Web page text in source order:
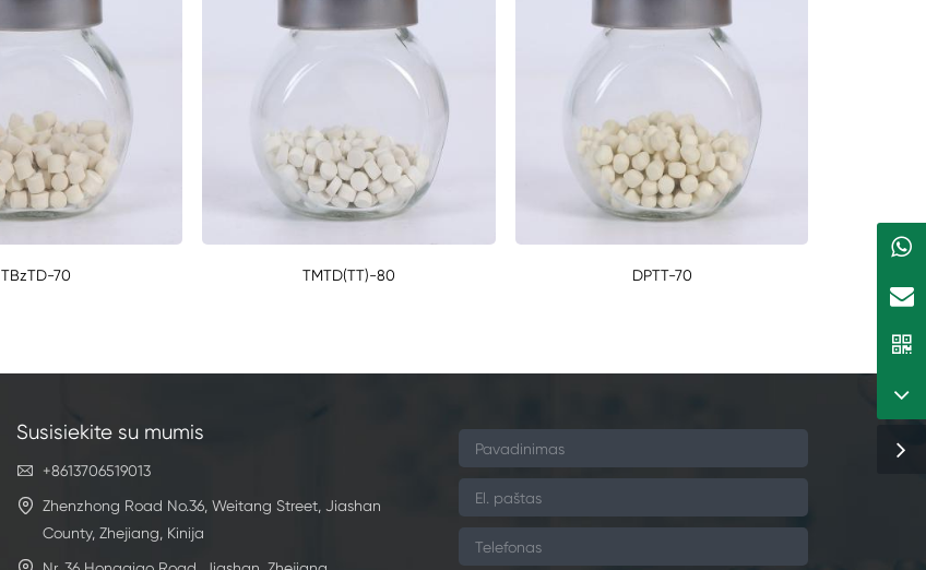
TBzTD-70 TMTD(TT)-80 DPTT-70
Susisiekite su mumis

+8613706519013
 Zhenzhong Road No.36, Weitang Street, Jiashan
County, Zhejiang, Kinija